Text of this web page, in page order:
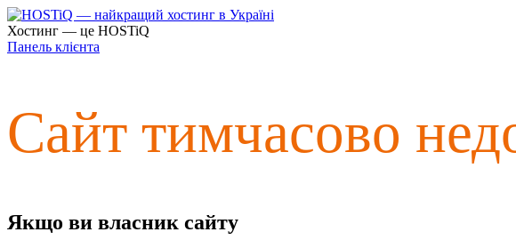
Хостинг — це HOSTiQ
Панель клієнта
Сайт тимчасово
Якщо ви власник сайту